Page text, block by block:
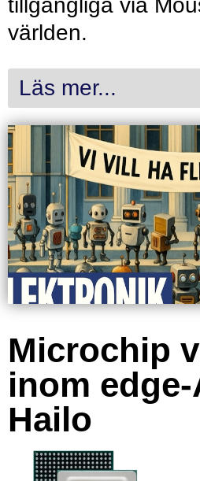
tillgängliga via
världen.
Läs mer...
Microchip
inom
Hailo